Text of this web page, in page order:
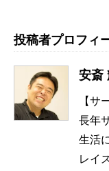
投稿者プロフィ
安斎
【サ
長年
生活
レイ